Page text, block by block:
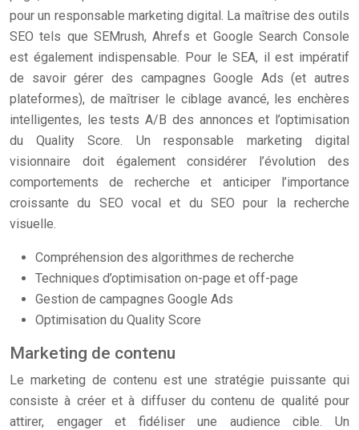
pour un responsable marketing digital. La maîtrise des outils
SEO tels que SEMrush, Ahrefs et Google Search Console
est également indispensable. Pour le SEA, il est impératif
de savoir gérer des campagnes Google Ads (et autres
plateformes), de maîtriser le ciblage avancé, les enchères
intelligentes, les tests A/B des annonces et l’optimisation
du Quality Score. Un responsable marketing digital
visionnaire doit également considérer l’évolution des
comportements de recherche et anticiper l’importance
croissante du SEO vocal et du SEO pour la recherche
visuelle.
Compréhension des algorithmes de recherche
Techniques d’optimisation on-page et off-page
Gestion de campagnes Google Ads
Optimisation du Quality Score
Marketing de contenu
Le marketing de contenu est une stratégie puissante qui
consiste à créer et à diffuser du contenu de qualité pour
attirer, engager et fidéliser une audience cible. Un